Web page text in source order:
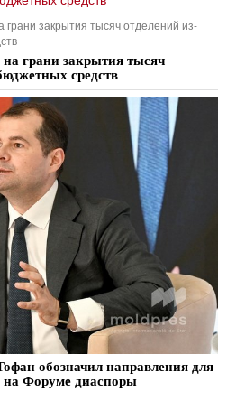
грани закрытия тысяч отделений из-
грани закрытия тысяч
средств
обозначил направления для
Форуме диаспоры